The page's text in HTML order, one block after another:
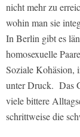
nicht mehr zu
wohin man sie
In Berlin gibt es
homosexuelle
Soziale Kohäsion,
unter Druck. Das
viele bittere
schrittweise die